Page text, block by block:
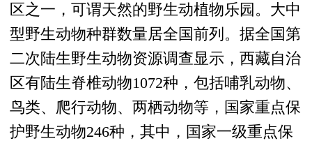
区之一，可谓天然的野生动植物乐园。大中
型野生动物种群数量居全国前列。据全国第
二次陆生野生动物资源调查显示，西藏自治
区有陆生脊椎动物1072种，包括哺乳动物、
鸟类、爬行动物、两栖动物等，国家重点保
护野生动物246种，其中，国家一级重点保